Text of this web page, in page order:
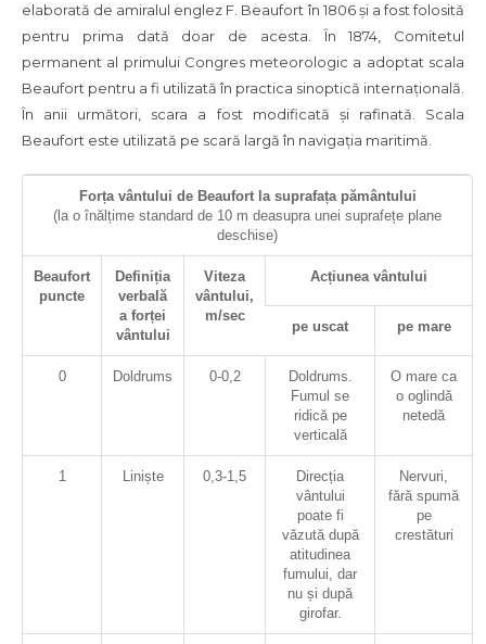
vizuală
a
intensității
(vitezei)
vântului
elaborată de amiralul englez F. Beaufort în 1806 și a fost folosită
pentru prima dată doar de acesta. În 1874, Comitetul
permanent al primului Congres meteorologic a adoptat scala
Beaufort pentru a fi utilizată în practica sinoptică internațională.
În anii următori, scara a fost modificată și rafinată. Scala
Beaufort este utilizată pe scară largă în navigația maritimă.
Forța vântului de Beaufort la suprafața pământului
(la o înălțime standard de 10 m deasupra unei suprafețe plane
deschise)
Beaufort
puncte
Definiția
verbală
a forței
vântului
Viteza
vântului,
m/sec
Acțiunea vântului
pe uscat pe mare
0 Doldrums 0-0,2
Doldrums.
Fumul se
ridică pe
verticală
O mare ca
o oglindă
netedă
1 Liniște 0,3-1,5
Direcția
vântului
poate fi
văzută după
atitudinea
fumului, dar
nu și după
girofar.
Nervuri,
fără spumă
pe
crestături